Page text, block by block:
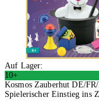
Auf Lager:
10+
Kosmos Zauberhut DE/
Spielerischer Einstieg ins